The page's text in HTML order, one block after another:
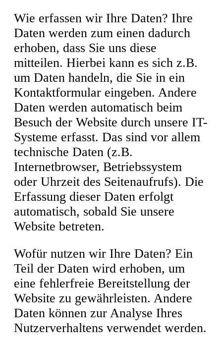
Wie erfassen wir Ihre Daten? Ihre
Daten werden zum einen dadurch
erhoben, dass Sie uns diese
mitteilen. Hierbei kann es sich z.B.
um Daten handeln, die Sie in ein
Kontaktformular eingeben. Andere
Daten werden automatisch beim
Besuch der Website durch unsere IT-
Systeme erfasst. Das sind vor allem
technische Daten (z.B.
Internetbrowser, Betriebssystem
oder Uhrzeit des Seitenaufrufs). Die
Erfassung dieser Daten erfolgt
automatisch, sobald Sie unsere
Website betreten.
Wofür nutzen wir Ihre Daten? Ein
Teil der Daten wird erhoben, um
eine fehlerfreie Bereitstellung der
Website zu gewährleisten. Andere
Daten können zur Analyse Ihres
Nutzerverhaltens verwendet werden.